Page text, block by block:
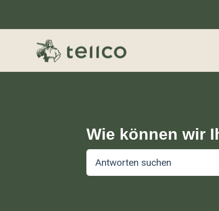
Wie können wir